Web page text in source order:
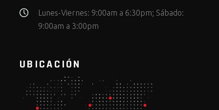
Lunes-Viernes: 9:00am a 6:30pm; Sábado:
9:00am a 3:00pm
UBICACIÓN